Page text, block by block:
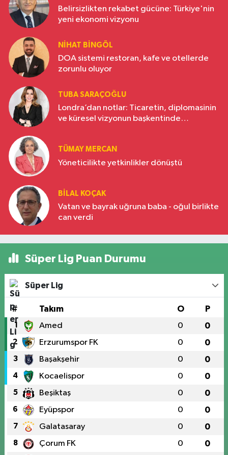
Belirsizlikten rekabet gücüne: Türkiye'nin
yeni ekonomi vizyonu
NIHAT BINGÖL
DOA sistemi restoran, kafe ve otellerde
zorunlu oluyor
TUBA SARAÇOĞLU
Londra’dan notlar: Ticaretin, diplomasinin
ve küresel vizyonun başkentinde
TÜMAY MERCAN
Yöneticilikte yetkinlikler dönüştü
BILAL KOÇAK
Vatan ve bayrak uğruna baba - oğul birlikte
can verdi
Süper Lig Puan Durumu
Süper Lig
# Takım O P
1 Amed 0 0
2 Erzurumspor FK 0 0
3 Başakşehir 0 0
4 Kocaelispor 0 0
5 Beşiktaş 0 0
6 Eyüpspor 0 0
7 Galatasaray 0 0
8 Çorum FK 0 0